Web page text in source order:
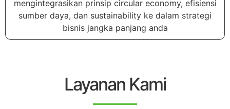
mengintegrasikan prinsip circular economy, efisiensi
sumber daya, dan sustainability ke dalam strategi
bisnis jangka panjang anda
Layanan Kami